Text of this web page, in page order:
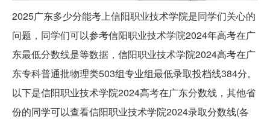
2025广东多少分能考上信阳职业技术学院是同学们关心的
问题，同学们可以参考信阳职业技术学院2024年高考在广
东最低分数线是等数据，信阳职业技术学院2024高考在广
东专科普通批物理类503组专业组最低录取投档线384分。
以下是信阳职业技术学院2024高考在广东分数线，其他省
份的同学可以查看信阳职业技术学院2024录取分数线(各